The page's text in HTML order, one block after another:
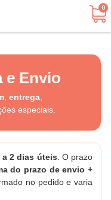
0
e Envio
entrega
especiais.
a 2 dias úteis . O prazo
do prazo de envio +
no pedido e varia